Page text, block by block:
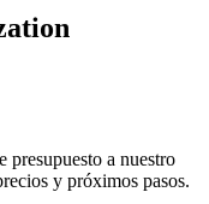
presupuesto a nuestro
y próximos pasos.